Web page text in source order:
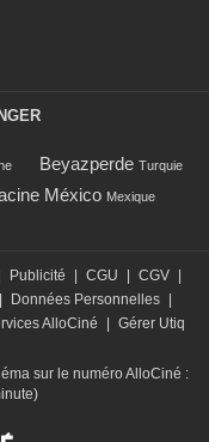
Beyazperde Turquie
México Mexique
Publicité CGU CGV
Données Personnelles
AlloCiné
Gérer Utiq
sur le numéro AlloCiné :